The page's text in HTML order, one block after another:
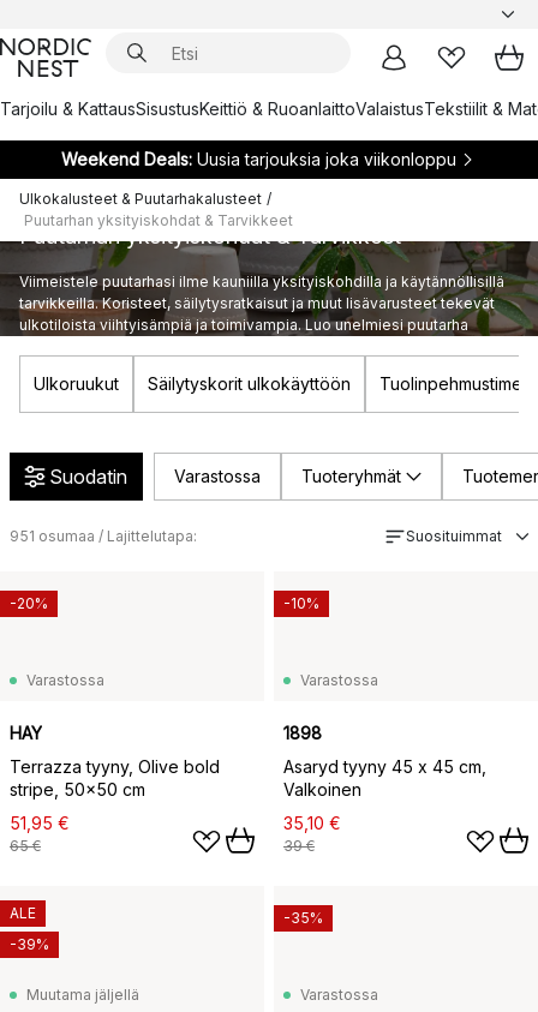
Tarjoilu & KattausSisustusKeittiö & RuoanlaittoValaistusTekstiilit &
Weekend Deals:Uusia tarjouksia joka viikonloppu
Ulkokalusteet & Puutarhakalusteet /
Puutarhan yksityiskohdat & Tarvikkeet
Puutarhan yksityiskohdat & Tarvikkeet
Viimeistele puutarhasi ilme kauniilla yksityiskohdilla ja käytännöllisillä
tarvikkeilla. Koristeet, säilytysratkaisut ja muut lisävarusteet tekevät
ulkotiloista viihtyisämpiä ja toimivampia. Luo unelmiesi puutarha
Ulkoruukut Säilytyskorit ulkokäyttöön Tuolinpehmustimet
Suodatin Varastossa Tuoteryhmät
951 osumaa / Lajittelutapa: Suosituimmat
Varastossa
HAY
Terrazza tyyny, Olive bold
stripe, 50x50 cm
51,95 €
65 €
-20%
Varastossa
1898
Asaryd tyyny 45 x 45 cm,
Valkoinen
35,10 €
39 €
-10%
Muutama jäljellä
ALE
-39%
Varastossa
-35%